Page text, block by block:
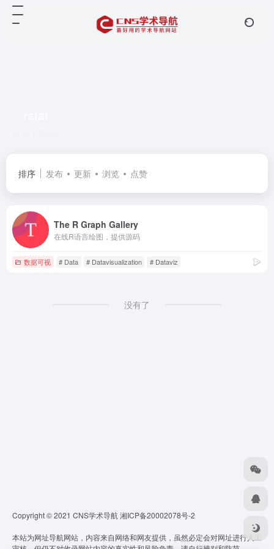
排序 发布 更新 浏览 点赞
The R Graph Gallery
在线R语言绘图，提供源码
数据可视 # Data # Datavisualization # Dataviz
没有了
Copyright © 2021 CNS学术导航湘ICP备20002078号-2
本站为网址导航网站，内容来自网络和网友提供，虽然必定会对网址进行人工